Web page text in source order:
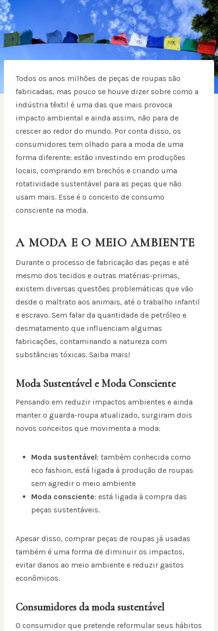
Todos os anos milhões de peças de roupas são
fabricadas, mas pouco se houve dizer sobre como a
indústria têxtil é uma das que mais provoca
impacto ambiental e ainda assim, não para de
crescer ao redor do mundo. Por conta disso, os
consumidores tem olhado para a moda de uma
forma diferente: estão investindo em produções
locais, comprando em brechós e criando uma
rotatividade sustentável para as peças que não
usam mais. Esse é o conceito de consumo
consciente na moda.
A MODA E O MEIO AMBIENTE
Durante o processo de fabricação das peças e até
mesmo dos tecidos e outras matérias-primas,
existem diversas questões problemáticas que vão
desde o maltrato aos animais, até o trabalho infantil
e escravo. Sem falar da quantidade de petróleo e
desmatamento que influenciam algumas
fabricações, contaminando a natureza com
substâncias tóxicas. Saiba mais!
Moda Sustentável e Moda Consciente
Pensando em reduzir impactos ambientes e ainda
manter o guarda-roupa atualizado, surgiram dois
novos conceitos que movimenta a moda:
Moda sustentável: também conhecida como
eco fashion, está ligada à produção de roupas
sem agredir o meio ambiente
Moda consciente: está ligada à compra das
peças sustentáveis.
Apesar disso, comprar peças de roupas já usadas
também é uma forma de diminuir os impactos,
evitar danos ao meio ambiente e reduzir gastos
econômicos.
Consumidores da moda sustentável
O consumidor que pretende reformular seus hábitos